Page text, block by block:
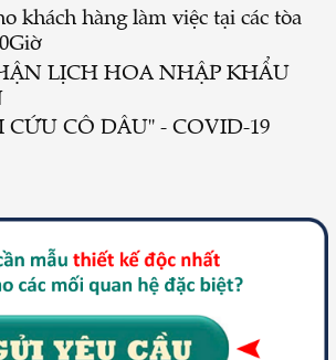
khách hàng làm việc tại các tòa
LỊCH HOA NHẬP KHẨU
CỨU CÔ DÂU" - COVID-19